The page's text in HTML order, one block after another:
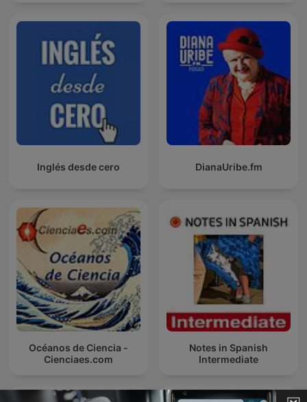
Inglés desde cero DianaUribe.fm
Océanos de Ciencia -
Cienciaes.com
Notes in Spanish
Intermediate